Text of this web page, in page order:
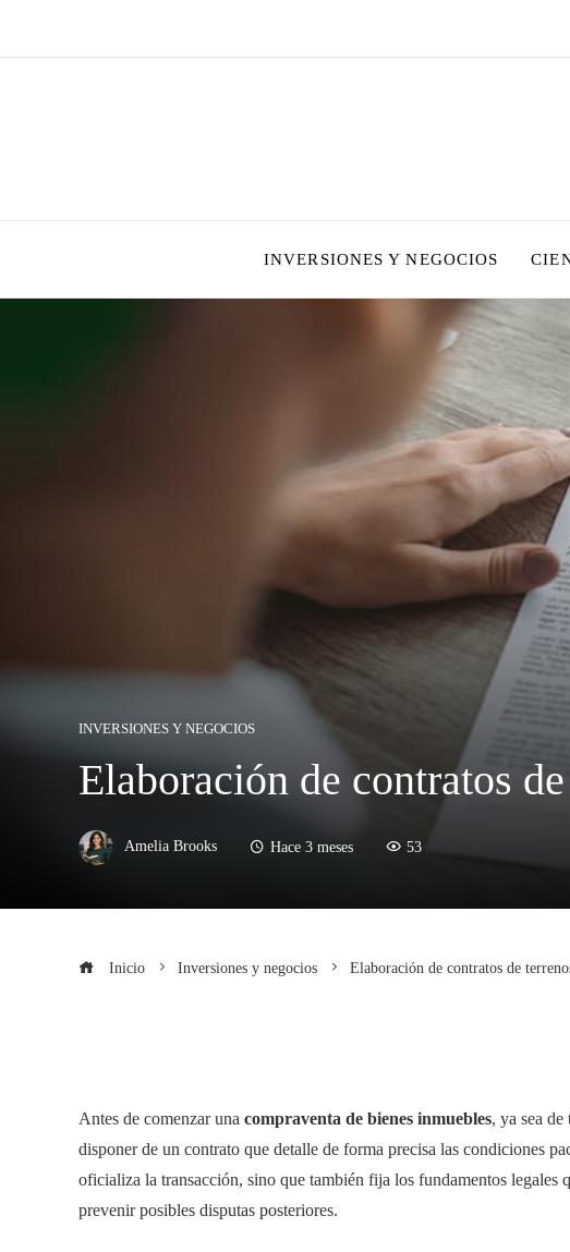
INVERSIONES Y NEGOCIOS
INVERSIONES Y NEGOCIOS
Elaboración de contratos
Amelia Brooks Hace 3 meses 53
Inicio Inversiones y negocios Elaboración de contratos de
Antes de comenzar una compraventa de bienes inmuebles, ya sea
disponer de un contrato que detalle de forma precisa las condiciones
oficializa la transacción, sino que también fija los fundamentos legales
prevenir posibles disputas posteriores.